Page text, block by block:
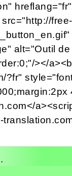
alt="Outil
></
?fr"